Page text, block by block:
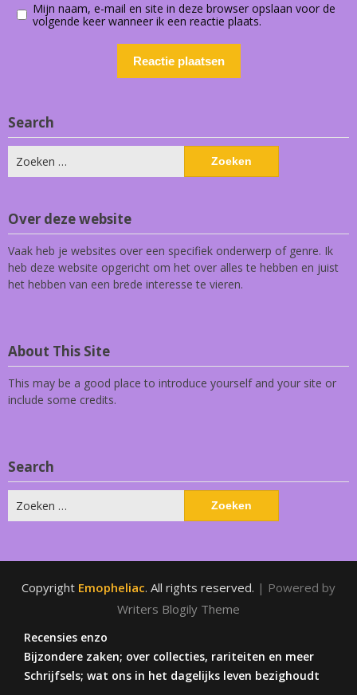
Mijn naam, e-mail en site in deze browser opslaan voor de
volgende keer wanneer ik een reactie plaats.
Search
naar:
Over deze website
Vaak heb je websites over een specifiek onderwerp of genre. Ik
heb deze website opgericht om het over alles te hebben en juist
het hebben van een brede interesse te vieren.
About This Site
This may be a good place to introduce yourself and your site or
include some credits.
Search
naar:
Copyright Emopheliac. All rights reserved. | Powered by
Writers Blogily Theme
Recensies enzo
Bijzondere zaken; over collecties, rariteiten en meer
Schrijfsels; wat ons in het dagelijks leven bezighoudt